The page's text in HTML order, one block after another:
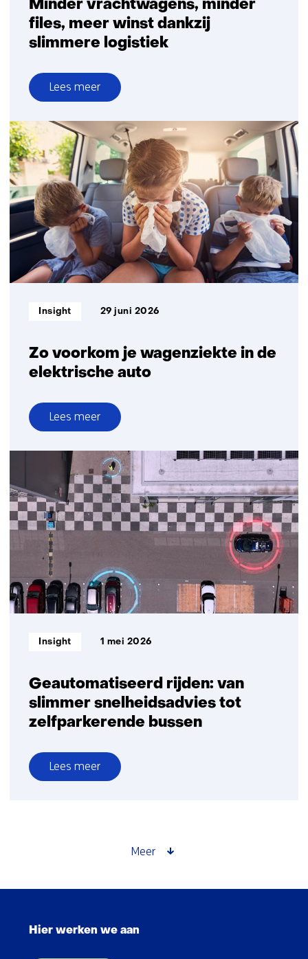
Minder vrachtwagens, minder
files, meer winst dankzij
slimmere logistiek
Lees meer
over
Minder
vrachtwagens,
minder
files,
meer
winst
dankzij
slimmere
logistiek
Zo voorkom je wagenziekte in de
elektrische auto
Informatietype:
Insight 29 juni 2026
Lees meer
over
Zo
voorkom
wagenziekte
in
de
elektrische
auto
Geautomatiseerd rijden: van
slimmer snelheidsadvies tot
zelfparkerende bussen
Informatietype:
Insight 1 mei 2026
Lees meer
over
Meer
Hier werken we aan